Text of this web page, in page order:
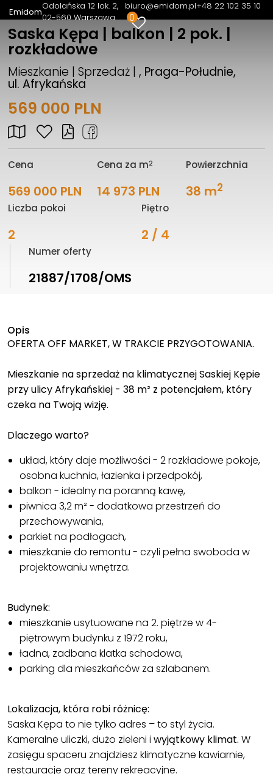
EmidomOdolańska 12 lok. 2
02-560 Warszawa
biuro@emidom.pl+48 22 102 35 10
0
Saska Kępa | balkon | 2 pok. |
rozkładowe
Mieszkanie | Sprzedaż |, Praga-Południe,
ul. Afrykańska
569 000 PLN
Cena
569 000 PLN
Cena za m2
14 973 PLN
Powierzchnia
38 m2
Liczba pokoi
2
Piętro
2 / 4
Numer oferty
21887/1708/OMS
Opis
OFERTA OFF MARKET, W TRAKCIE PRZYGOTOWANIA.
Mieszkanie na sprzedaż na klimatycznej Saskiej Kępie
przy ulicy Afrykańskiej - 38 m² z potencjałem, który
czeka na Twoją wizję.
Dlaczego warto?
układ, który daje możliwości - 2 rozkładowe pokoje,
osobna kuchnia, łazienka i przedpokój,
balkon - idealny na poranną kawę,
piwnica 3,2 m² - dodatkowa przestrzeń do
przechowywania,
parkiet na podłogach,
mieszkanie do remontu - czyli pełna swoboda w
projektowaniu wnętrza.
Budynek:
mieszkanie usytuowane na 2. piętrze w 4-
piętrowym budynku z 1972 roku,
ładna, zadbana klatka schodowa,
parking dla mieszkańców za szlabanem.
Lokalizacja, która robi różnicę:
Saska Kępa to nie tylko adres – to styl życia.
Kameralne uliczki, dużo zieleni i wyjątkowy klimat. W
zasięgu spaceru znajdziesz klimatyczne kawiarnie,
restauracje oraz tereny rekreacyjne.